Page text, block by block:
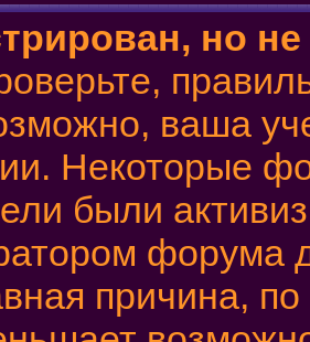
но
ваша
Некоторые
были
форума
причина,